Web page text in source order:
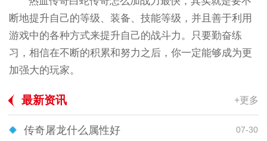
断地提升自己的等级、装备、技能等级，并且善于利用
游戏中的各种方式来提升自己的战斗力。只要勤奋练
习，相信在不断的积累和努力之后，你一定能够成为更
加强大的玩家。
最新资讯 +更多
传奇屠龙什么属性好 07-30